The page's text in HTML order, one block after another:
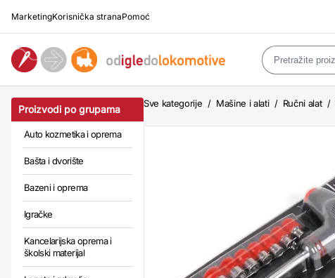
MarketingKorisnička stranaPomoć
Proizvodi po grupama
Auto kozmetika i oprema
Bašta i dvorište
Bazeni i oprema
Igračke
Kancelarijska oprema i
školski materijal
Sve kategorije / Mašine i alati / Ručni alat /